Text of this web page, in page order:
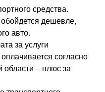
средства.
дешевле,
авто.
за услуги
согласно
области – плюс за